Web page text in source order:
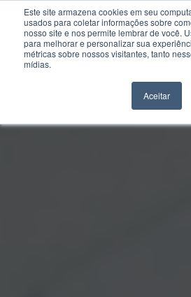
Este site armazena cookies em seu
usados para coletar informações sobre
nosso site e nos permite lembrar de você.
para melhorar e personalizar sua
métricas sobre nossos visitantes, tanto
mídias.
Aceitar